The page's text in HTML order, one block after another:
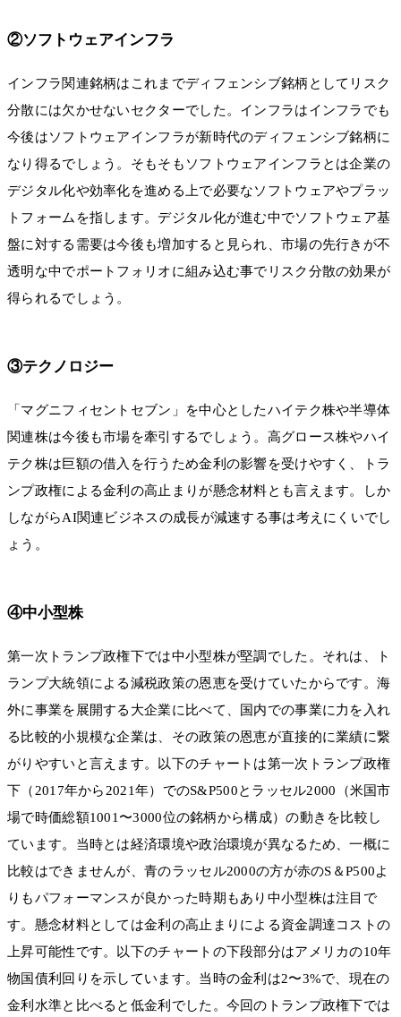
②ソフトウェアインフラ
インフラ関連銘柄はこれまでディフェンシブ銘柄としてリスク
分散には欠かせないセクターでした。インフラはインフラでも
今後はソフトウェアインフラが新時代のディフェンシブ銘柄に
なり得るでしょう。そもそもソフトウェアインフラとは企業の
デジタル化や効率化を進める上で必要なソフトウェアやプラッ
トフォームを指します。デジタル化が進む中でソフトウェア基
盤に対する需要は今後も増加すると見られ、市場の先行きが不
透明な中でポートフォリオに組み込む事でリスク分散の効果が
得られるでしょう。
③テクノロジー
「マグニフィセントセブン」を中心としたハイテク株や半導体
関連株は今後も市場を牽引するでしょう。高グロース株やハイ
テク株は巨額の借入を行うため金利の影響を受けやすく、トラ
ンプ政権による金利の高止まりが懸念材料とも言えます。しか
しながらAI関連ビジネスの成長が減速する事は考えにくいでし
ょう。
④中小型株
第一次トランプ政権下では中小型株が堅調でした。それは、ト
ランプ大統領による減税政策の恩恵を受けていたからです。海
外に事業を展開する大企業に比べて、国内での事業に力を入れ
る比較的小規模な企業は、その政策の恩恵が直接的に業績に繋
がりやすいと言えます。以下のチャートは第一次トランプ政権
下（2017年から2021年）でのS&P500とラッセル2000（米国市
場で時価総額1001〜3000位の銘柄から構成）の動きを比較し
ています。当時とは経済環境や政治環境が異なるため、一概に
比較はできませんが、青のラッセル2000の方が赤のS＆P500よ
りもパフォーマンスが良かった時期もあり中小型株は注目で
す。懸念材料としては金利の高止まりによる資金調達コストの
上昇可能性です。以下のチャートの下段部分はアメリカの10年
物国債利回りを示しています。当時の金利は2〜3%で、現在の
金利水準と比べると低金利でした。今回のトランプ政権下では